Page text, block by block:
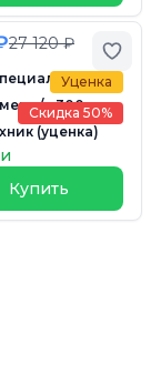
Уценка
Скидка 50%
27 120 ₽
г/п 300 кг
(уценка)
Купить